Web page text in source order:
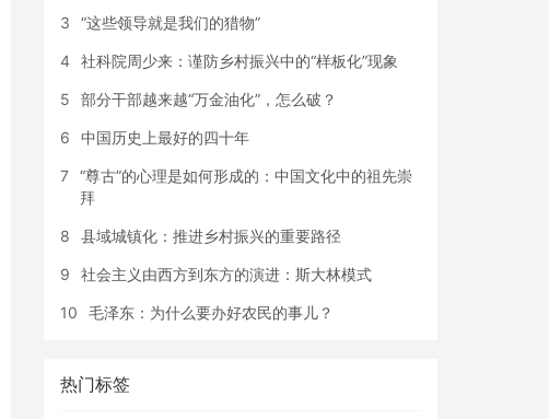
3 “这些领导就是我们的猎物”
4 社科院周少来：谨防乡村振兴中的“样板化”现象
5 部分干部越来越“万金油化”，怎么破？
6 中国历史上最好的四十年
7 “尊古”的心理是如何形成的：中国文化中的祖先崇
拜
8 县域城镇化：推进乡村振兴的重要路径
9 社会主义由西方到东方的演进：斯大林模式
10 毛泽东：为什么要办好农民的事儿？
热门标签